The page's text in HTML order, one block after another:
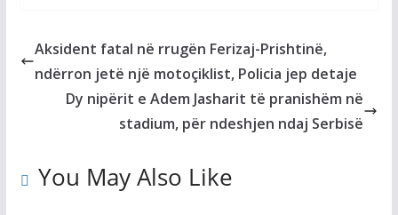
Aksident fatal në rrugën Ferizaj-Prishtinë,
ndërron jetë një motoçiklist, Policia jep detaje
Dy nipërit e Adem Jasharit të pranishëm në
stadium, për ndeshjen ndaj Serbisë
You May Also Like